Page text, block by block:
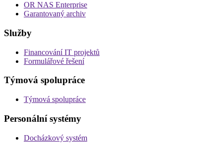
OR NAS Enterprise
Garantovaný archiv
Služby
Financování IT projektů
Formulářové řešení
Týmová spolupráce
Týmová spolupráce
Personální systémy
Docházkový systém